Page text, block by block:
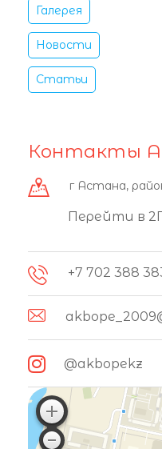
Галерея
Новости
Статьи
Контакты
г Астана,
Перейти в
+7 702 388
@akbopekz